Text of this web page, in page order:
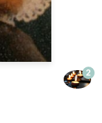
2